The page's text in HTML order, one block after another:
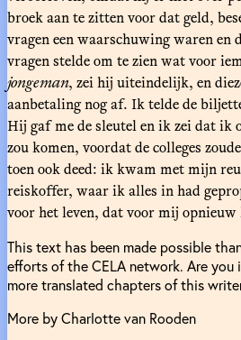
broek aan te zitten voor dat geld,
vragen een waarschuwing waren en
vragen stelde om te zien wat voor
jongeman, zei hij uiteindelijk, en
aanbetaling nog af. Ik telde de
Hij gaf me de sleutel en ik zei dat ik
zou komen, voordat de colleges
toen ook deed: ik kwam met mijn
reiskoffer, waar ik alles in had
voor het leven, dat voor mij opnieuw
This text has been made possible
efforts of the CELA network. Are you
more translated chapters of this
More by Charlotte van Rooden